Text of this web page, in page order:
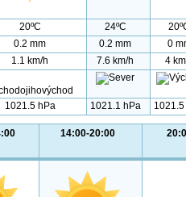
20ºC 24ºC
0.2 mm 0.2 mm
0
1.1 km/h 7.6 km/h
4
1021.5 hPa 1021.1 hPa
14:00-20:00